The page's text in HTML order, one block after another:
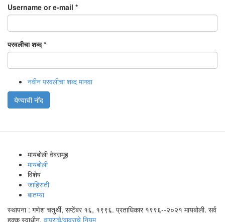
Username or e-mail *
परवलीचा शब्द*
नवीन परवलीचा शब्द मागवा
येण्याची नोंद
मायबोली वेबसमूह
मायबोली
विशेष
जाहिराती
बातम्या
स्थापना : गणेश चतुर्थी, सप्टेंबर १६, १९९६. प्रताधिकार १९९६--२०२१ मायबोली. सर्व
हक्क स्वाधीन. वापराचे/वावराचे नियम